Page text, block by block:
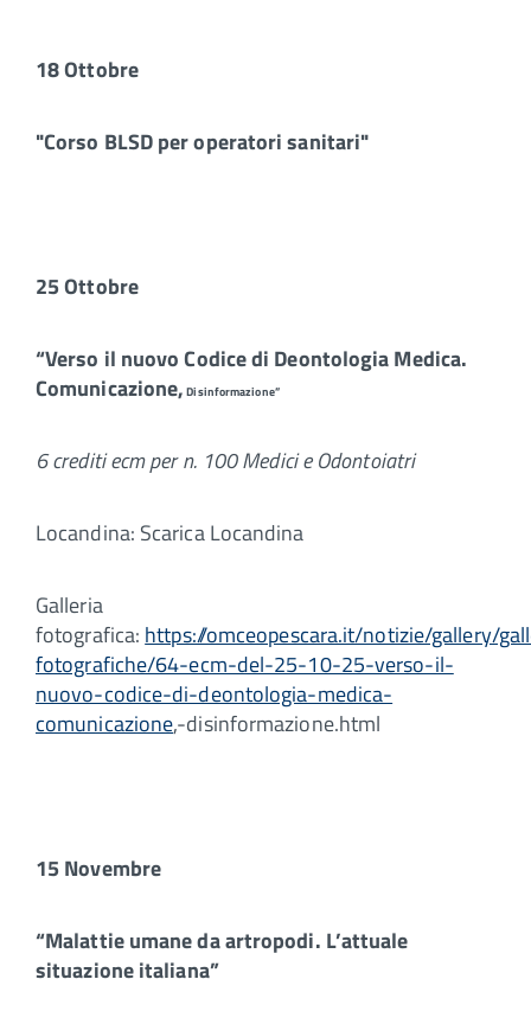
18 Ottobre
"Corso BLSD per operatori sanitari"
25 Ottobre
“Verso il nuovo Codice di Deontologia Medica.
Comunicazione, Disinformazione”
6 crediti ecm per n. 100 Medici e Odontoiatri
Locandina: Scarica Locandina
Galleria
fotografica: https://omceopescara.it/notizie/gallery/
fotografiche/64-ecm-del-25-10-25-verso-il-
nuovo-codice-di-deontologia-medica-
comunicazione,-disinformazione.html
15 Novembre
“Malattie umane da artropodi. L’attuale
situazione italiana”